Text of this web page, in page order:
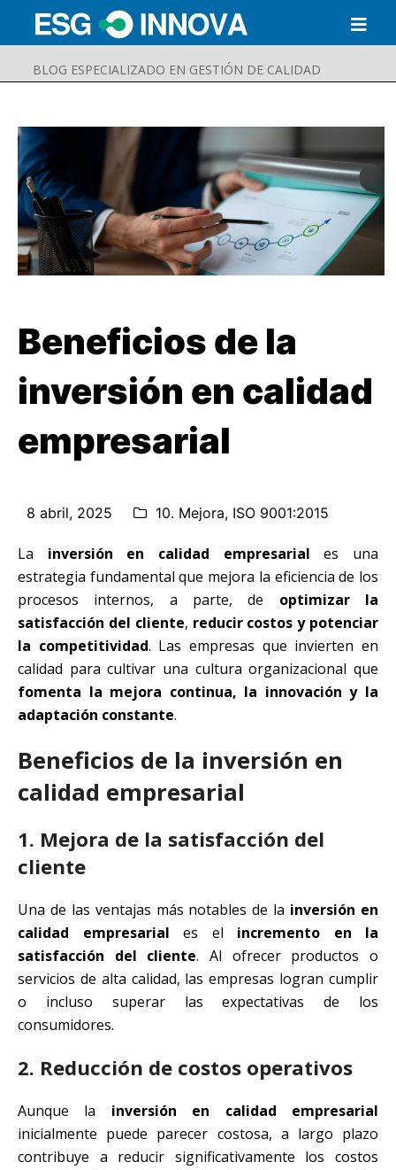
BLOG ESPECIALIZADO EN GESTIÓN DE CALIDAD
Buscar Enviar
Beneficios de la
inversión en calidad
empresarial
8 abril, 2025 10. Mejora, ISO 9001:2015
La inversión en calidad empresarial es una
estrategia fundamental que mejora la eficiencia de los
procesos internos, a parte, de optimizar la
satisfacción del cliente, reducir costos y potenciar
la competitividad. Las empresas que invierten en
calidad para cultivar una cultura organizacional que
fomenta la mejora continua, la innovación y la
adaptación constante.
Beneficios de la inversión en
calidad empresarial
1. Mejora de la satisfacción del
cliente
Una de las ventajas más notables de la inversión en
calidad empresarial es el incremento en la
satisfacción del cliente. Al ofrecer productos o
servicios de alta calidad, las empresas logran cumplir
o incluso superar las expectativas de los
consumidores.
2. Reducción de costos operativos
Aunque la inversión en calidad empresarial
inicialmente puede parecer costosa, a largo plazo
contribuye a reducir significativamente los costos